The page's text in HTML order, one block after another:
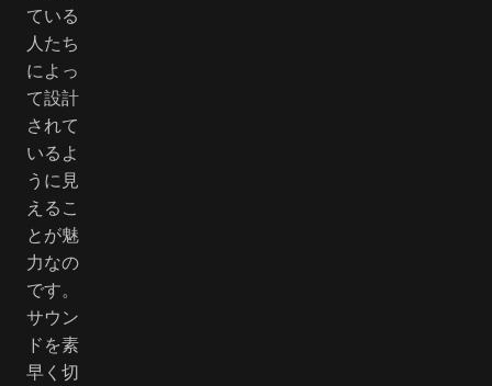
ている
人たち
によっ
て設計
されて
いるよ
うに見
えるこ
とが魅
力なの
です。
サウン
ドを素
早く切